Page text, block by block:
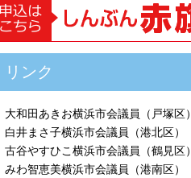
リンク
大和田あきお横浜市会議員（戸塚区）
白井まさ子横浜市会議員（港北区）
古谷やすひこ横浜市会議員（鶴見区）
みわ智恵美横浜市会議員（港南区）